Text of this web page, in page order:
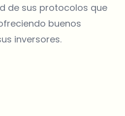
de sus protocolos que
buenos
inversores.